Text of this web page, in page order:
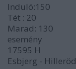
Induló:150
Tét : 20
Marad: 130
esemény
17595 H
Esbjerg - Hilleröd